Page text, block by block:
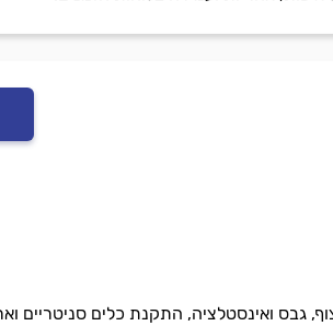
גבס ואינסטלציה, התקנת כלים סניטריים